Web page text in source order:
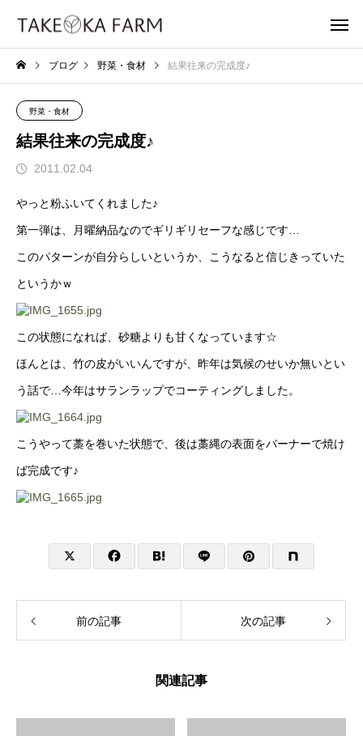
ブログ 野菜・食材 結果往来の完成度♪
野菜・食材
結果往来の完成度♪
2011.02.04
やっと粉ふいてくれました♪
第一弾は、月曜納品なのでギリギリセーフな感じです…
このパターンが自分らしいというか、こうなると信じきっていた
というかｗ
この状態になれば、砂糖よりも甘くなっています☆
ほんとは、竹の皮がいいんですが、昨年は気候のせいか無いとい
う話で…今年はサランラップでコーティングしました。
こうやって藁を巻いた状態で、後は藁縄の表面をバーナーで焼け
ば完成です♪
前の記事 次の記事
関連記事